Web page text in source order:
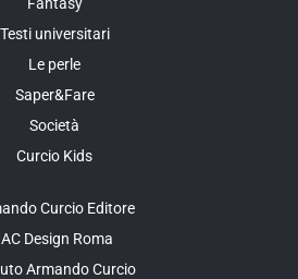
Testi universitari
Le perle
Saper&Fare
Società
Curcio Kids
Curcio Editore
Design Roma
Armando Curcio